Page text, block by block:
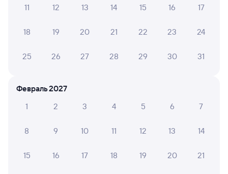
Железнодорожные билеты в Чистоозёрное
11 12 13 14 15 16 17
18 19 20 21 22 23 24
25 26 27 28 29 30 31
Февраль 2027
1
2 3 4 5 6 7
8 9 10 11 12 13 14
15 16 17 18 19 20 21